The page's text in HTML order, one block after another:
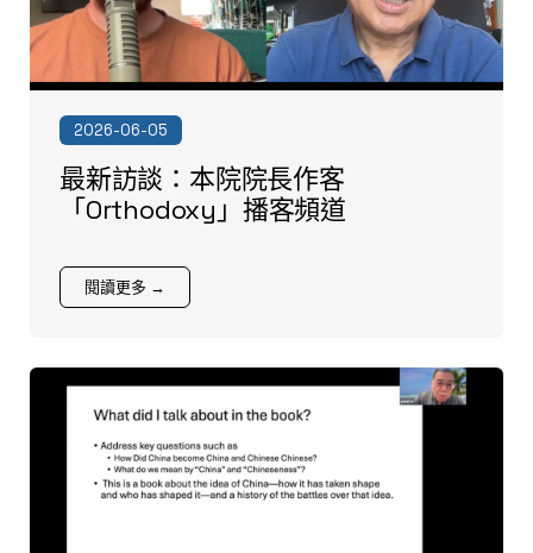
2026-06-05
最新訪談：本院院長作客
「Orthodoxy」播客頻道
閱讀更多 →